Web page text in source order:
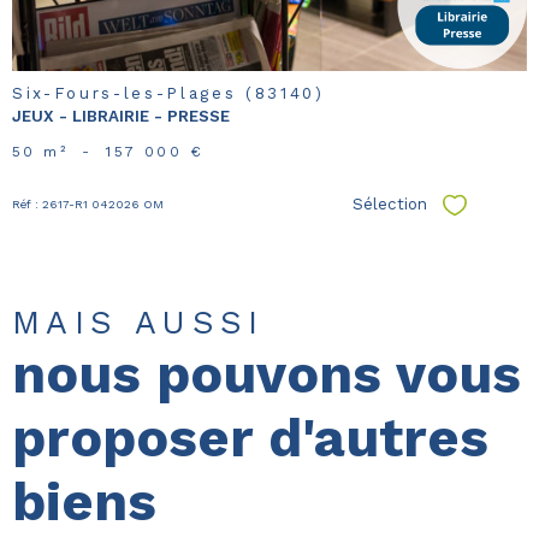
Six-Fours-les-Plages (83140)
JEUX - LIBRAIRIE - PRESSE
50 m² - 157 000 €
Réf : 2617-R1 042026 OM Sélection
MAIS AUSSI
nous pouvons vous
proposer d'autres
biens